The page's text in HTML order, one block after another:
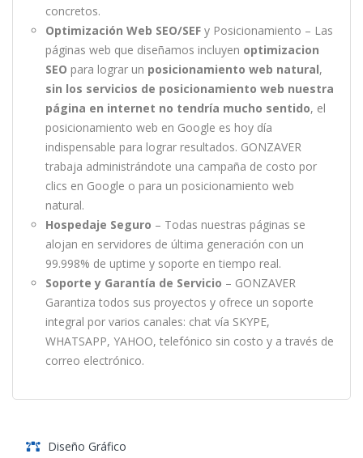
concretos.
Optimización Web SEO/SEF y Posicionamiento – Las
páginas web que diseñamos incluyen optimizacion
SEO para lograr un posicionamiento web natural,
sin los servicios de posicionamiento web nuestra
página en internet no tendría mucho sentido, el
posicionamiento web en Google es hoy día
indispensable para lograr resultados. GONZAVER
trabaja administrándote una campaña de costo por
clics en Google o para un posicionamiento web
natural.
Hospedaje Seguro – Todas nuestras páginas se
alojan en servidores de última generación con un
99.998% de uptime y soporte en tiempo real.
Soporte y Garantía de Servicio – GONZAVER
Garantiza todos sus proyectos y ofrece un soporte
integral por varios canales: chat vía SKYPE,
WHATSAPP, YAHOO, telefónico sin costo y a través de
correo electrónico.
Diseño Gráfico